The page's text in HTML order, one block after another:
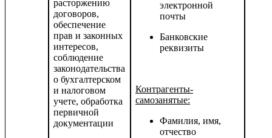
расторжению
договоров,
обеспечение
прав и законных
интересов,
соблюдение
законодательства
о бухгалтерском
и налоговом
учете, обработка
первичной
документации
электронной
почты
Банковские
реквизиты
Контрагенты-
самозанятые:
Фамилия, имя,
отчество